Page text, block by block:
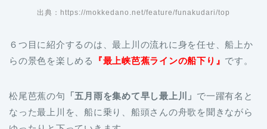
出典：https://mokkedano.net/feature/funakudari/top
６つ目に紹介するのは、最上川の流れに身を任せ、船上か
らの景色を楽しめる
『最上峡芭蕉ラインの船下り』 です。
松尾芭蕉の句 「五月雨を集めて早し最上川」 で一躍有名と
なった最上川を、船に乗り、船頭さんの舟歌を聞きながら